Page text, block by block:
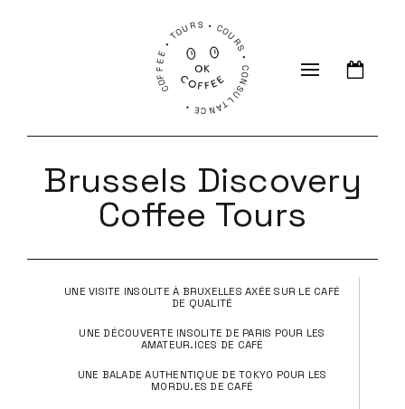
COFFEE • TOURS • COURS • CONSULTANCE •
Brussels Discovery
Coffee Tours
UNE VISITE INSOLITE À BRUXELLES AXÉE SUR LE CAFÉ
DE QUALITÉ
UNE DÉCOUVERTE INSOLITE DE PARIS POUR LES
AMATEUR.ICES DE CAFÉ
UNE BALADE AUTHENTIQUE DE TOKYO POUR LES
MORDU.ES DE CAFÉ